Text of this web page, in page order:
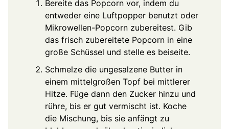
Bereite das Popcorn vor, indem du
entweder eine Luftpopper benutzt oder
Mikrowellen-Popcorn zubereitest. Gib
das frisch zubereitete Popcorn in eine
große Schüssel und stelle es beiseite.
Schmelze die ungesalzene Butter in
einem mittelgroßen Topf bei mittlerer
Hitze. Füge dann den Zucker hinzu und
rühre, bis er gut vermischt ist. Koche
die Mischung, bis sie anfängt zu